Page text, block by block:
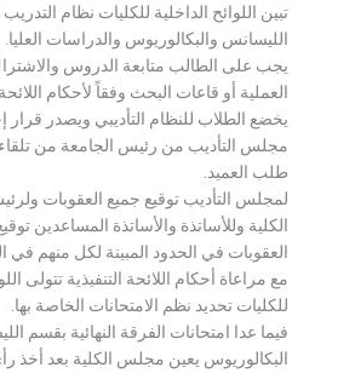
تبين اللوائح الداخلية للكليات نظام
الليسانس والبكالوريوس والدراسات العليا.
يجب على الطالب متابعة الدروس
العملية أو قاعات البحث وفقاً لأحكام اللائحة
يخضع الطلاب للنظام التأديبي ويصدر قرار
مجلس التأديب من رئيس الجامعة من
طلب العميد.
لمجلس التأديب توقيع جميع العقوبات
الكلية وللأساتذة والأساتذة المساعدين
العقوبات في الحدود المبينة لكل منهم في
مع مراعاة أحكام اللائحة التنفيذية تتولى
للكليات تحديد نظم الامتحانات الخاصة بها.
فيما عدا امتحانات الفرقة النهائية بقسم
البكالوريوس يعين مجلس الكلية بعد أخذ